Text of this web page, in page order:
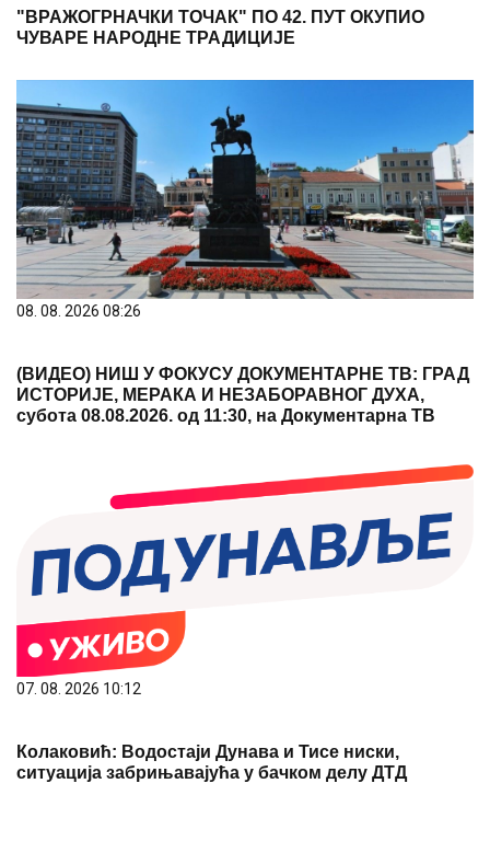
"ВРАЖОГРНАЧКИ ТОЧАК" ПО 42. ПУТ ОКУПИО
ЧУВАРЕ НАРОДНЕ ТРАДИЦИЈЕ
08. 08. 2026 08:26
(ВИДЕО) НИШ У ФОКУСУ ДОКУМЕНТАРНЕ ТВ: ГРАД
ИСТОРИЈЕ, МЕРАКА И НЕЗАБОРАВНОГ ДУХА,
субота 08.08.2026. од 11:30, на Документарна ТВ
07. 08. 2026 10:12
Колаковић: Водостаји Дунава и Тисе ниски,
ситуација забрињавајућа у бачком делу ДТД